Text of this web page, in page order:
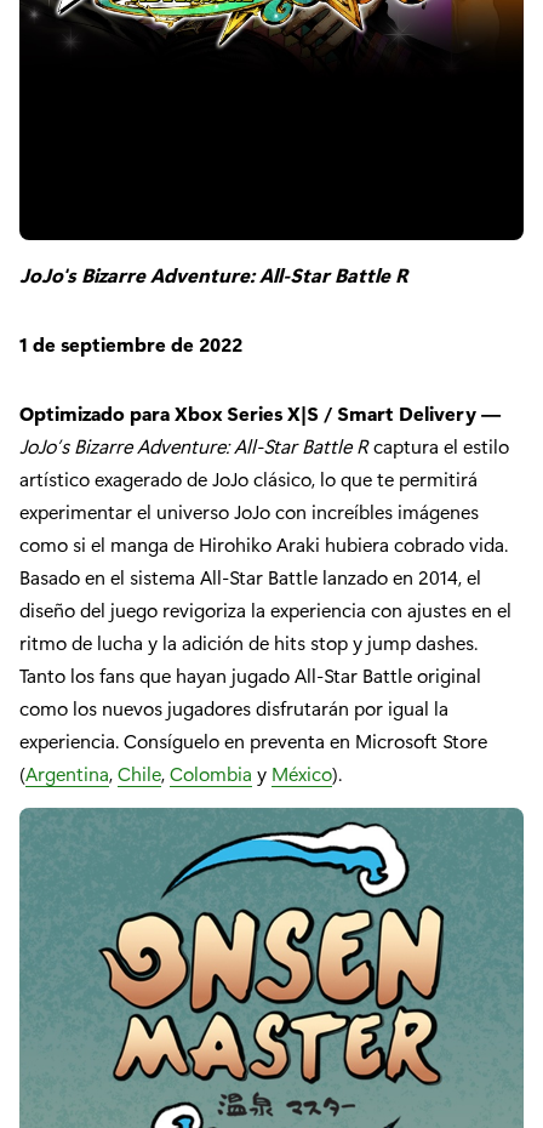
JoJo's Bizarre Adventure: All-Star Battle R
1 de septiembre de 2022
Optimizado para Xbox Series X|S / Smart Delivery —
JoJo’s Bizarre Adventure: All-Star Battle Rcaptura el estilo
artístico exagerado de JoJo clásico, lo que te permitirá
experimentar el universo JoJo con increíbles imágenes
como si el manga de Hirohiko Araki hubiera cobrado vida.
Basado en el sistema All-Star Battle lanzado en 2014, el
diseño del juego revigoriza la experiencia con ajustes en el
ritmo de lucha y la adición de hits stop y jump dashes.
Tanto los fans que hayan jugado All-Star Battle original
como los nuevos jugadores disfrutarán por igual la
experiencia. Consíguelo en preventa en Microsoft Store
(Argentina,Chile,Colombia y México).